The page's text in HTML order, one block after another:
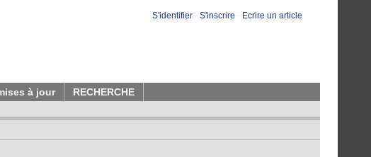
S'identifier - S'inscrire - Ecrire un article
à jour RECHERCHE